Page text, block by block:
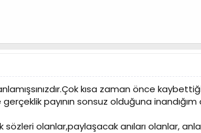
kısa zaman önce
payının sonsuz olduğuna
olanlar,paylaşacak anıları olanlar,